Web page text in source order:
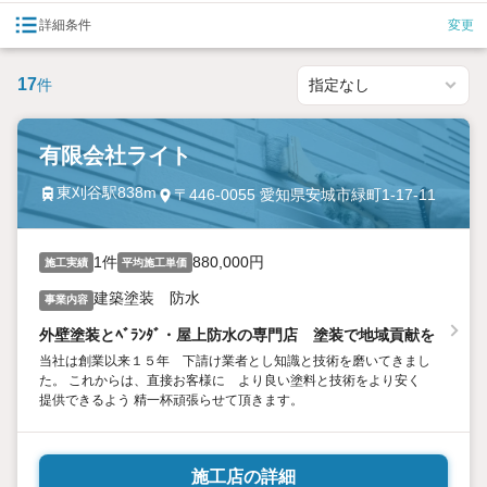
詳細条件 変更
17件
有限会社ライト
東刈谷駅838m 〒446-0055 愛知県安城市緑町1-17-11
施工実績 1件 平均施工単価 880,000円
事業内容 建築塗装 防水
外壁塗装とﾍﾞﾗﾝﾀﾞ・屋上防水の専門店 塗装で地域貢献を
当社は創業以来１５年 下請け業者とし知識と技術を磨いてきまし
た。 これからは、直接お客様に より良い塗料と技術をより安く
提供できるよう 精一杯頑張らせて頂きます。
施工店の詳細